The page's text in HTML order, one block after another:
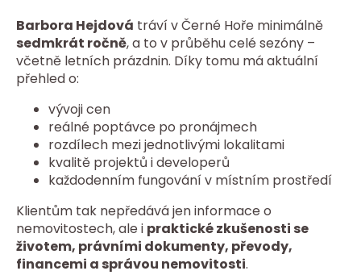
Barbora Hejdová tráví v Černé Hoře minimálně
sedmkrát ročně, a to v průběhu celé sezóny –
včetně letních prázdnin. Díky tomu má aktuální
přehled o:
vývoji cen
reálné poptávce po pronájmech
rozdílech mezi jednotlivými lokalitami
kvalitě projektů i developerů
každodenním fungování v místním prostředí
Klientům tak nepředává jen informace o
nemovitostech, ale i praktické zkušenosti se
životem, právními dokumenty, převody,
financemi a správou nemovitosti.